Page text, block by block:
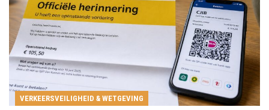
VERKEERSVEILIGHEID & WETGEVING